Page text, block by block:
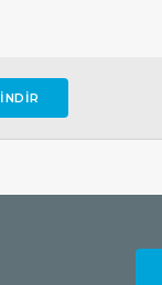
İNDİR